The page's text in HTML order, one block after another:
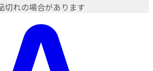
切れの場合があります